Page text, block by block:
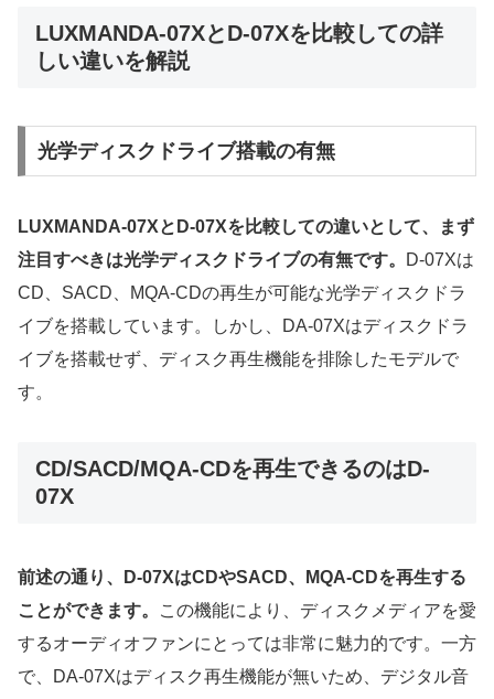
LUXMANDA-07XとD-07Xを比較しての詳
しい違いを解説
光学ディスクドライブ搭載の有無
LUXMANDA-07XとD-07Xを比較しての違いとして、まず
注目すべきは光学ディスクドライブの有無です。
D-07Xは
CD、SACD、MQA-CDの再生が可能な光学ディスクドラ
イブを搭載しています。しかし、DA-07Xはディスクドラ
イブを搭載せず、ディスク再生機能を排除したモデルで
す。
CD/SACD/MQA-CDを再生できるのはD-
07X
前述の通り、D-07XはCDやSACD、MQA-CDを再生する
ことができます。
この機能により、ディスクメディアを愛
するオーディオファンにとっては非常に魅力的です。一方
で、DA-07Xはディスク再生機能が無いため、デジタル音